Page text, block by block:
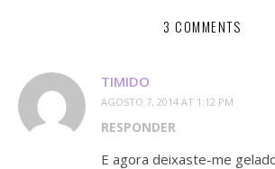
3 COMMENTS
TIMIDO
AGOSTO 7, 2014 AT 1:12 PM
RESPONDER
E agora deixaste-me